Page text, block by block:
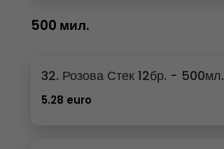
500 мил.
32. Розова Стек 12бр. - 500мл.
5.28 euro